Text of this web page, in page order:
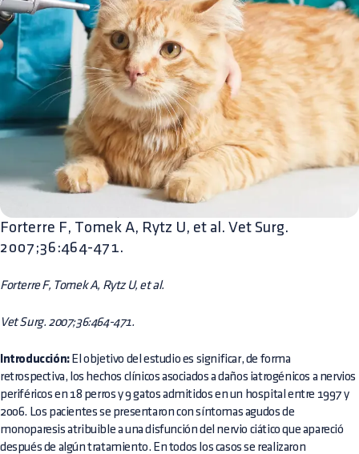
Forterre F, Tomek A, Rytz U, et al. Vet Surg.
2007;36:464-471.
Forterre F, Tomek A, Rytz U, et al.
Vet Surg. 2007;36:464-471.
Introducción:El objetivo del estudio es significar, de forma
retrospectiva, los hechos clínicos asociados a daños iatrogénicos a nervios
periféricos en 18 perros y 9 gatos admitidos en un hospital entre 1997 y
2006. Los pacientes se presentaron con síntomas agudos de
monoparesis atribuible a una disfunción del nervio ciático que apareció
después de algún tratamiento. En todos los casos se realizaron